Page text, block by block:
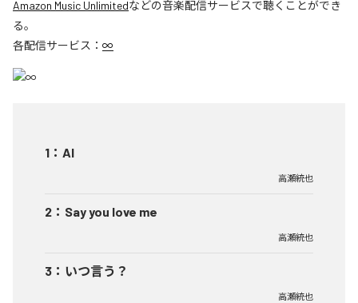
Amazon Music Unlimitedなどの音楽配信サービスで聴くことができ
る。
各配信サービス： ∞
1 ： AI
高瀬統也
2 ： Say you love me
高瀬統也
3 ： いつ言う？
高瀬統也